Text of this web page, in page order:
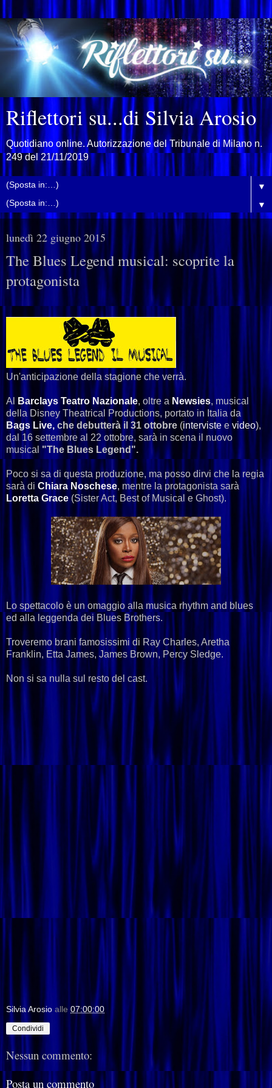
Riflettori su...di Silvia Arosio
Quotidiano online. Autorizzazione del Tribunale di Milano n.
249 del 21/11/2019
▼
▼
lunedì 22 giugno 2015
The Blues Legend musical: scoprite la
protagonista
Un'anticipazione della stagione che verrà.
Al Barclays Teatro Nazionale, oltre a Newsies, musical
della Disney Theatrical Productions, portato in Italia da
Bags Live, che debutterà il 31 ottobre (interviste e video),
dal 16 settembre al 22 ottobre, sarà in scena il nuovo
musical "The Blues Legend".
Poco si sa di questa produzione, ma posso dirvi che la regia
sarà di Chiara Noschese, mentre la protagonista sarà
Loretta Grace (Sister Act, Best of Musical e Ghost).
Lo spettacolo è un omaggio alla musica rhythm and blues
ed alla leggenda dei Blues Brothers.
Troveremo brani famosissimi di Ray Charles, Aretha
Franklin, Etta James, James Brown, Percy Sledge.
Non si sa nulla sul resto del cast.
Silvia Arosio alle 07:00:00
Condividi
Nessun commento:
Posta un commento